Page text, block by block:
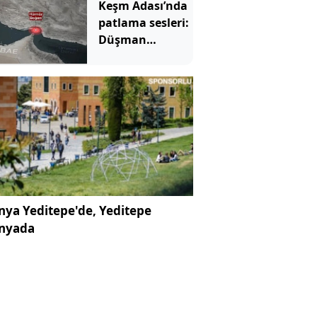
Keşm Adası’nda
patlama sesleri:
Düşman
saldırdık
Yeditepe'de, Yeditepe